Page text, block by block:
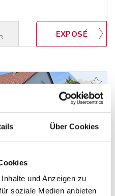
Über Cookies
und Anzeigen zu
soziale Medien anbieten
zu